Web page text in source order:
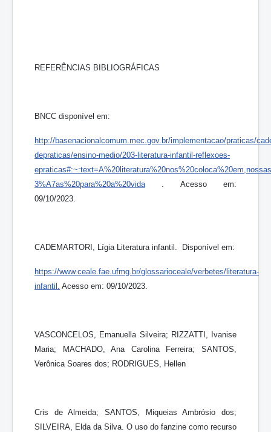
REFERÊNCIAS BIBLIOGRÁFICAS
BNCC disponível em:
http://basenacionalcomum.mec.gov.br/implementacao/praticas/
depraticas/ensino-medio/203-literatura-infantil-reflexoes-
e
3%A7as%20para%20a%20vida . Acesso em:
09/10/2023.
CADEMARTORI, Lígia Literatura infantil. Disponível em:
https://www.ceale.fae.ufmg.br/glossarioceale/verbetes/literatura-
infantil Acesso em: 09/10/2023.
VASCONCELOS, Emanuella Silveira; RIZZATTI, Ivanise
Maria; MACHADO, Ana Carolina Ferreira; SANTOS,
Verônica Soares dos; RODRIGUES, Hellen
Cris de Almeida; SANTOS, Miqueias Ambrósio dos;
SILVEIRA, Elda da Silva. O uso do fanzine como recurso